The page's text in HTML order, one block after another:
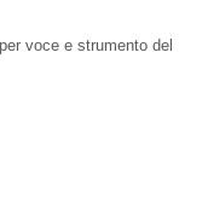
voce e strumento del